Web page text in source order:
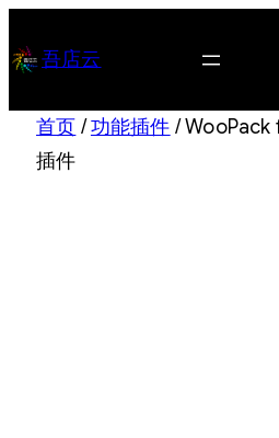
至 吾店云
首页 /功能插件 / WooPack
插件